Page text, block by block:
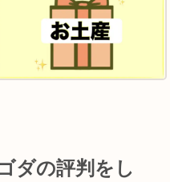
ダの評判をし